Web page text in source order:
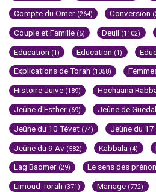
Compte du Omer (264) Conversion
Couple et Famille (5) Deuil (1102)
Education (1) Education (1)
Explications de Torah (1058)
Histoire Juive (189) Hochaana
Jeûne d'Esther (69) Jeûne de
Jeûne du 10 Tévet (74) Jeûne du 17
Jeûne du 9 Av (582) Kabbala (4)
Lag Baomer (29) Le sens des
Limoud Torah (371) Mariage (772)